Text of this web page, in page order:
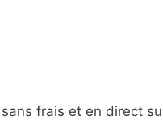
frais et en direct